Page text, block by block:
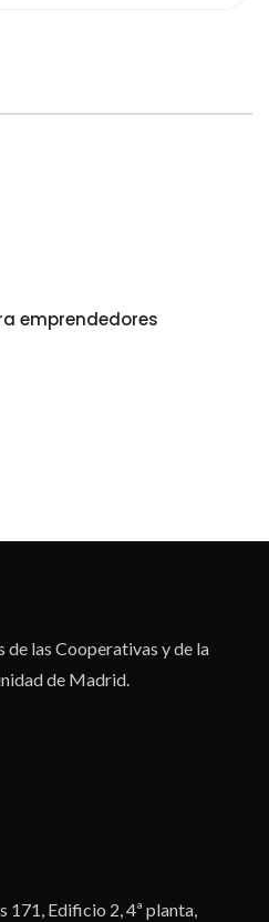
emprendedores
de las Cooperativas y de la
de Madrid.
171, Edificio 2, 4ª planta,